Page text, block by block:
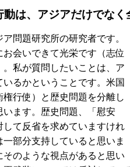
は、アジアだけでな
題研究所の研究者です。
会いできて光栄です（志位
。私が質問したいことは、ア
るかということです。米国
行使）と歴史問題を分離し
ます。歴史問題、「慰安
て反省を求めていますけれ
部分支持していると思いま
のような視点があると思い